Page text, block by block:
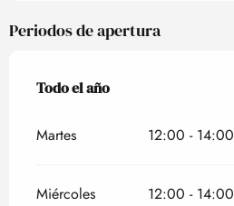
Periodos de apertura
Todo el año
Todo el año
Martes 12:00 - 14:00
Miércoles 12:00 - 14:00